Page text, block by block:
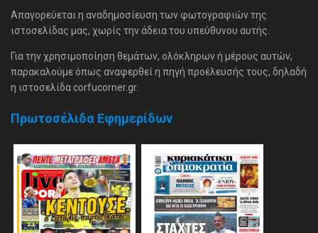
Απαγορεύεται η αναδημοσίευση των φωτογραφιών της
ιστοσελίδας μας, χωρίς την άδεια του υπεύθυνου αυτής.
Για την χρησιμοποίηση θεμάτων, ολόκληρων ή μέρους αυτών,
παρακαλούμε όπως αναφερθεί η πηγή προέλευσής τους, δηλαδή
η ιστοσελίδα corfucorner.gr.
Πρωτοσέλιδα Εφημερίδων